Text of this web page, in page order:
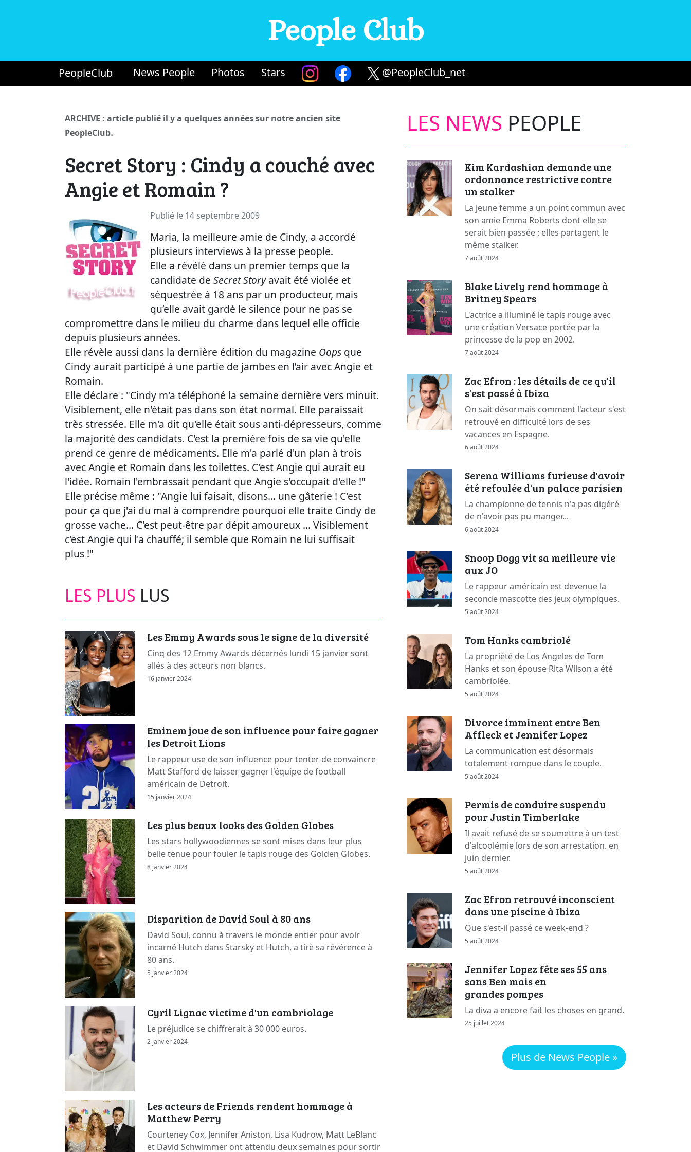
People Club
PeopleClub News People Photos Stars @PeopleClub_net
ARCHIVE : article publié il y a quelques années sur notre ancien site
PeopleClub.
Secret Story : Cindy a couché avec
Angie et Romain ?
Publié le 14 septembre 2009
Maria, la meilleure amie de Cindy, a accordé
plusieurs interviews à la presse people.
Elle a révélé dans un premier temps que la
candidate de Secret Storyavait été violée et
séquestrée à 18 ans par un producteur, mais
qu’elle avait gardé le silence pour ne pas se
compromettre dans le milieu du charme dans lequel elle officie
depuis plusieurs années.
Elle révèle aussi dans la dernière édition du magazine Oops que
Cindy aurait participé à une partie de jambes en l’air avec Angie et
Romain.
Elle déclare : "Cindy m'a téléphoné la semaine dernière vers minuit.
Visiblement, elle n'était pas dans son état normal. Elle paraissait
très stressée. Elle m'a dit qu'elle était sous anti-dépresseurs, comme
la majorité des candidats. C'est la première fois de sa vie qu'elle
prend ce genre de médicaments. Elle m'a parlé d'un plan à trois
avec Angie et Romain dans les toilettes. C'est Angie qui aurait eu
l'idée. Romain l'embrassait pendant que Angie s'occupait d'elle !"
Elle précise même : "Angie lui faisait, disons... une gâterie ! C'est
pour ça que j'ai du mal à comprendre pourquoi elle traite Cindy de
grosse vache... C'est peut-être par dépit amoureux ... Visiblement
c'est Angie qui l'a chauffé; il semble que Romain ne lui suffisait
plus !"
LES PLUS LUS
Les Emmy Awards sous le signe de la diversité
Cinq des 12 Emmy Awards décernés lundi 15 janvier sont
allés à des acteurs non blancs.
16 janvier 2024
Eminem joue de son influence pour faire gagner
les Detroit Lions
Le rappeur use de son influence pour tenter de convaincre
Matt Stafford de laisser gagner l'équipe de football
américain de Detroit.
15 janvier 2024
Les plus beaux looks des Golden Globes
Les stars hollywoodiennes se sont mises dans leur plus
belle tenue pour fouler le tapis rouge des Golden Globes.
8 janvier 2024
Disparition de David Soul à 80 ans
David Soul, connu à travers le monde entier pour avoir
incarné Hutch dans Starsky et Hutch, a tiré sa révérence à
80 ans.
5 janvier 2024
Cyril Lignac victime d'un cambriolage
Le préjudice se chiffrerait à 30 000 euros.
2 janvier 2024
Les acteurs de Friends rendent hommage à
Matthew Perry
Courteney Cox, Jennifer Aniston, Lisa Kudrow, Matt LeBlanc
et David Schwimmer ont attendu deux semaines pour sortir
LES NEWS PEOPLE
Kim Kardashian demande une
ordonnance restrictive contre
un stalker
La jeune femme a un point commun avec
son amie Emma Roberts dont elle se
serait bien passée : elles partagent le
même stalker.
7 août 2024
Blake Lively rend hommage à
Britney Spears
L'actrice a illuminé le tapis rouge avec
une création Versace portée par la
princesse de la pop en 2002.
7 août 2024
Zac Efron : les détails de ce qu'il
s'est passé à Ibiza
On sait désormais comment l'acteur s'est
retrouvé en difficulté lors de ses
vacances en Espagne.
6 août 2024
Serena Williams furieuse d'avoir
été refoulée d'un palace parisien
La championne de tennis n'a pas digéré
de n'avoir pas pu manger...
6 août 2024
Snoop Dogg vit sa meilleure vie
aux JO
Le rappeur américain est devenue la
seconde mascotte des jeux olympiques.
5 août 2024
Tom Hanks cambriolé
La propriété de Los Angeles de Tom
Hanks et son épouse Rita Wilson a été
cambriolée.
5 août 2024
Divorce imminent entre Ben
Affleck et Jennifer Lopez
La communication est désormais
totalement rompue dans le couple.
5 août 2024
Permis de conduire suspendu
pour Justin Timberlake
Il avait refusé de se soumettre à un test
d'alcoolémie lors de son arrestation. en
juin dernier.
5 août 2024
Zac Efron retrouvé inconscient
dans une piscine à Ibiza
Que s'est-il passé ce week-end ?
5 août 2024
Jennifer Lopez fête ses 55 ans
sans Ben mais en
grandes pompes
La diva a encore fait les choses en grand.
25 juillet 2024
Plus de News People »